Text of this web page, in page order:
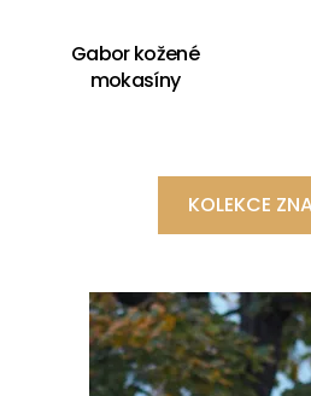
Gabor kožené
mokasíny
KOLEKCE